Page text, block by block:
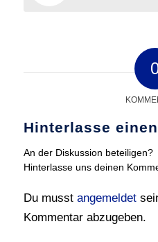
Hinterlasse
An der Diskussion beteiligen?
Hinterlasse uns deinen
Du musst angemeldet
Kommentar abzugeben.